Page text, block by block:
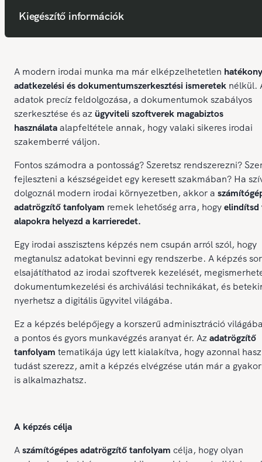
Kiegészítő információk
A modern irodai munka ma már elképzelhetetlen hatékony
adatkezelési és dokumentumszerkesztési ismeretek nélkül.
adatok precíz feldolgozása, a dokumentumok szabályos
szerkesztése és az ügyviteli szoftverek magabiztos
használataalapfeltétele annak, hogy valaki sikeres irodai
szakemberré váljon.
Fontos számodra a pontosság? Szeretsz rendszerezni?
fejleszteni a készségeidet egy keresett szakmában? Ha
dolgoznál modern irodai környezetben, akkor a
adatrögzítő tanfolyam remek lehetőség arra, hogyelindítsd
alapokra helyezd a karrieredet.
Egy irodai asszisztens képzés nem csupán arról szól, hogy
megtanulsz adatokat bevinni egy rendszerbe. A képzés
elsajátíthatod az irodai szoftverek kezelését,
dokumentumkezelési és archiválási technikákat, és
nyerhetsz a digitális ügyvitel világába.
Ez a képzés belépőjegy a korszerű adminisztráció
a pontos és gyors munkavégzés aranyat ér. Azadatrögzítő
tanfolyam tematikája úgy lett kialakítva, hogy azonnal
tudást szerezz, amit a képzés elvégzése után már a
is alkalmazhatsz.
A képzés célja
Aszámítógépes adatrögzítő tanfolyam célja, hogy olyan